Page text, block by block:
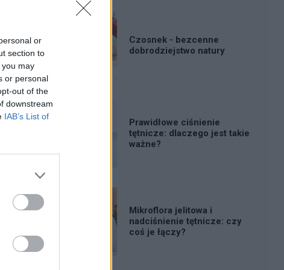
or
section to
may
or personal
out of the
downstream
IAB’s List of
Czosnek - bezcenne
dobrodziejstwo natury
Prawidłowe ciśnienie
tętnicze: dlaczego jest takie
ważne?
Mikroflora jelitowa i
nadciśnienie tętnicze: czy
coś je łączy?